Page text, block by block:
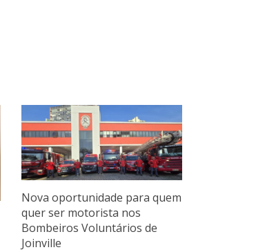
Nova oportunidade para quem
quer ser motorista nos
Bombeiros Voluntários de
Joinville